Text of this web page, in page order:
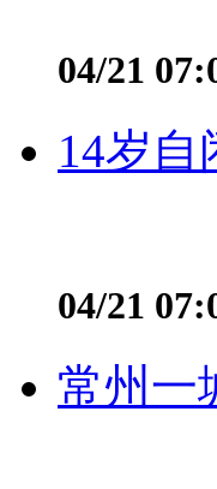
04/21
14岁
04/21
常州一